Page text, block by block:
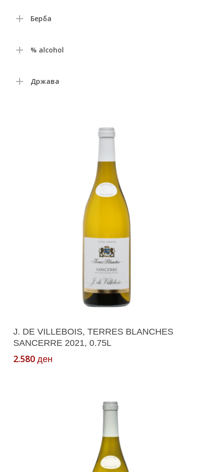
Берба
% alcohol
Држава
Додади Во Кошничка
J. DE VILLEBOIS, TERRES BLANCHES
SANCERRE 2021, 0.75L
2.580 ден